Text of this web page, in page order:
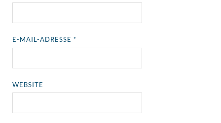
E-MAIL-ADRESSE*
WEBSITE